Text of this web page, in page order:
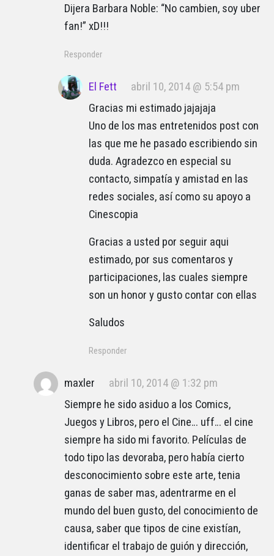
Dijera Barbara Noble: “No cambien, soy uber
fan!” xD!!!
Responder
El Fett
abril 10, 2014 @ 5:54 pm
Gracias mi estimado jajajaja
Uno de los mas entretenidos post con
las que me he pasado escribiendo sin
duda. Agradezco en especial su
contacto, simpatía y amistad en las
redes sociales, así como su apoyo a
Cinescopia
Gracias a usted por seguir aqui
estimado, por sus comentaros y
participaciones, las cuales siempre
son un honor y gusto contar con ellas
Saludos
Responder
maxler
abril 10, 2014 @ 1:32 pm
Siempre he sido asiduo a los Comics,
Juegos y Libros, pero el Cine… uff… el cine
siempre ha sido mi favorito. Películas de
todo tipo las devoraba, pero había cierto
desconocimiento sobre este arte, tenia
ganas de saber mas, adentrarme en el
mundo del buen gusto, del conocimiento de
causa, saber que tipos de cine existían,
identificar el trabajo de guión y dirección,